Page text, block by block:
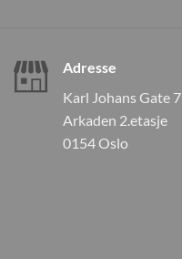
Adresse
Karl Johans Gate 7
Arkaden 2.etasje
0154 Oslo